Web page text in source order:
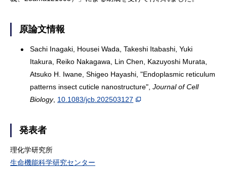
原論文情報
Sachi Inagaki, Housei Wada, Takeshi Itabashi, Yuki
Itakura, Reiko Nakagawa, Lin Chen, Kazuyoshi Murata,
Atsuko H. Iwane, Shigeo Hayashi, "Endoplasmic reticulum
patterns insect cuticle nanostructure",Journal of Cell
Biology, 10.1083/jcb.202503127
発表者
理化学研究所
生命機能科学研究センター